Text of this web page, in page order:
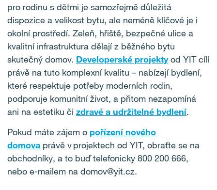
pro rodinu s dětmi je samozřejmě důležitá
dispozice a velikost bytu, ale neméně klíčové je i
okolní prostředí. Zeleň, hřiště, bezpečné ulice a
kvalitní infrastruktura dělají z běžného bytu
skutečný domov. Developerské projektyod YIT cílí
právě na tuto komplexní kvalitu – nabízejí bydlení,
které respektuje potřeby moderních rodin,
podporuje komunitní život, a přitom nezapomíná
ani na estetiku či zdravé a udržitelné bydlení.
Pokud máte zájem o pořízení nového
domova právě v projektech od YIT, obraťte se na
obchodníky, a to buď telefonicky 800 200 666,
nebo e-mailem na domov@yit.cz.